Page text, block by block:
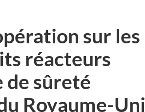
sur les
réacteurs
de sûreté
Royaume-Uni